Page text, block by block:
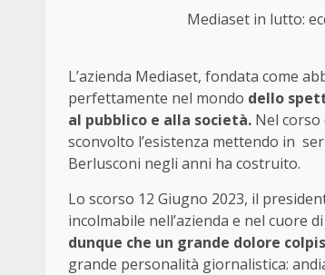
Mediaset in lutto:
L’azienda Mediaset, fondata come
perfettamente nel mondo dello
al pubblico e alla società. Nel
sconvolto l’esistenza mettendo in
Berlusconi negli anni ha costruito.
Lo scorso 12 Giugno 2023, il
incolmabile nell’azienda e nel cuore
dunque che un grande dolore
grande personalità giornalistica: